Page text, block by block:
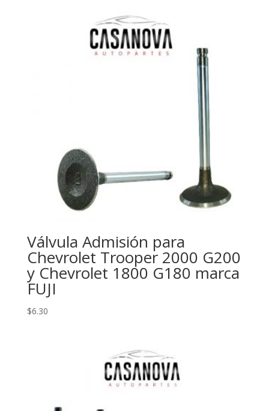
Válvula Admisión para
Chevrolet Trooper 2000 G200
y Chevrolet 1800 G180 marca
FUJI
$6.30